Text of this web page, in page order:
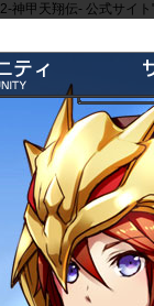
神甲天翔伝- 公式サイト
募集掲示板
ット
イト
ル辞書
キング
よく
お
ガ